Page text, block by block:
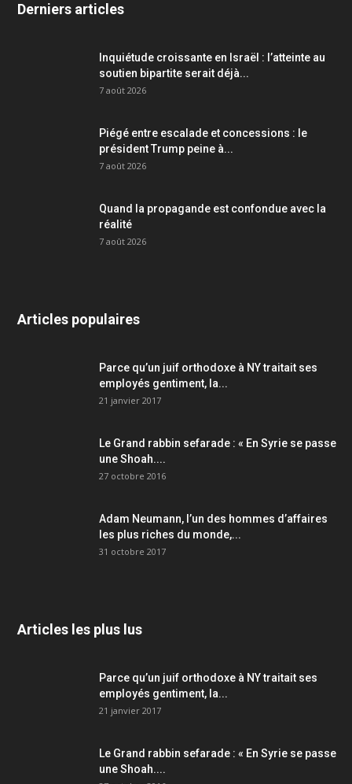
Derniers articles
Inquiétude croissante en Israël : l’atteinte au
soutien bipartite serait déjà...
7 août 2026
Piégé entre escalade et concessions : le
président Trump peine à...
7 août 2026
Quand la propagande est confondue avec la
réalité
7 août 2026
Articles populaires
Parce qu’un juif orthodoxe à NY traitait ses
employés gentiment, la...
21 janvier 2017
Le Grand rabbin sefarade : « En Syrie se passe
une Shoah....
27 octobre 2016
Adam Neumann, l’un des hommes d’affaires
les plus riches du monde,...
31 octobre 2017
Articles les plus lus
Parce qu’un juif orthodoxe à NY traitait ses
employés gentiment, la...
21 janvier 2017
Le Grand rabbin sefarade : « En Syrie se passe
une Shoah....